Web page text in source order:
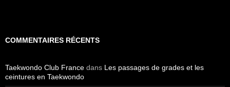
COMMENTAIRES RÉCENTS
Taekwondo Club France dans Les passages de grades et les
ceintures en Taekwondo